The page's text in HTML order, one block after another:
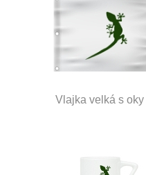
Vlajka velká s oky